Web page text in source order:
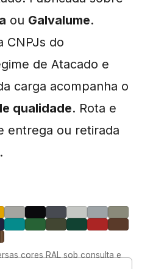
ou Galvalume.
CNPJs do
de Atacado e
carga acompanha o
qualidade. Rota e
entrega ou retirada
cores RAL sob consulta e